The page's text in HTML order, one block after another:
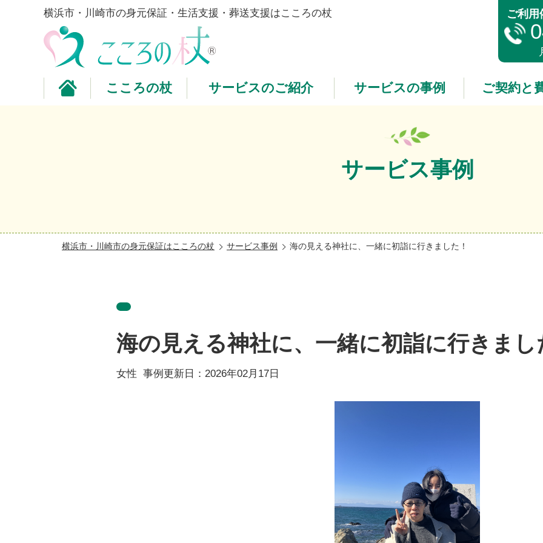
横浜市・川崎市の身元保証・生活支援・葬送支援はこころの杖 ご利
こころの杖 サービスのご紹介 サービスの事例 ご契約と
サービス事例
横浜市・川崎市の身元保証はこころの杖 サービス事例 海の見える神社に、一緒に初詣に行きました！
海の見える神社に、一緒に初詣に行きまし
女性 事例更新日： 2026年02月17日